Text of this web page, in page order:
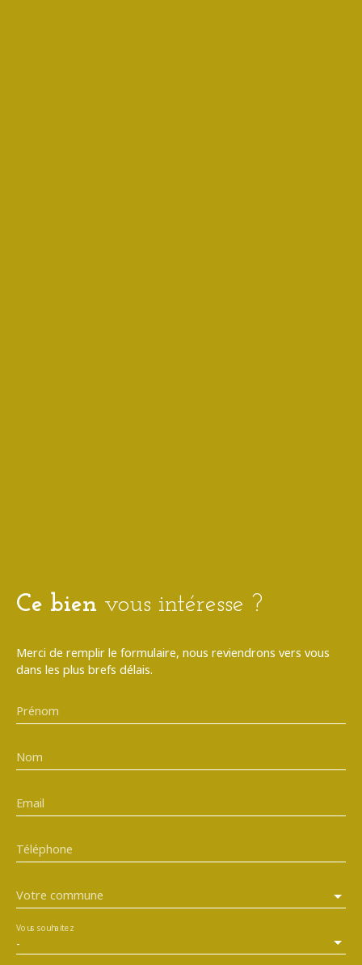
Ce bien vous intéresse ?
Merci de remplir le formulaire, nous reviendrons vers vous
dans les plus brefs délais.
Prénom
Nom
Email
Téléphone
Votre commune
-
Vous souhaitez